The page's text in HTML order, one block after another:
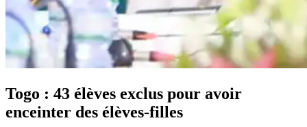
Togo : 43 élèves exclus pour avoir
enceinter des élèves-filles